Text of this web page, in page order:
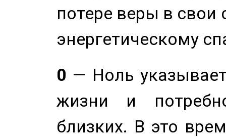
потере веры в свои
энергетическому
0 — Ноль
жизни и
близких. В это